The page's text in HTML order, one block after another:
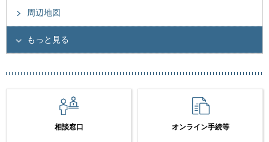
周辺地図
もっと見る
相談窓口 オンライン手続等